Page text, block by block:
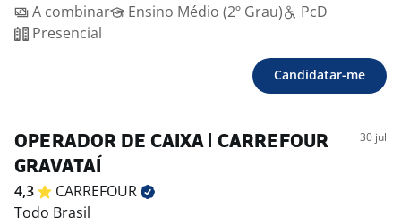
A combinar
Ensino Médio (2º Grau)
PcD
Presencial
Candidatar-me
OPERADOR DE CAIXA | CARREFOUR
GRAVATAÍ
30 jul
4,3
CARREFOUR
Todo Brasil